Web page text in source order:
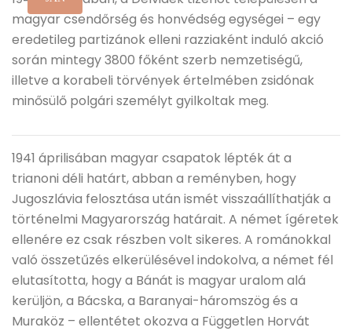
magyar csendőrség és honvédség egységei – egy
eredetileg partizánok elleni razziaként induló akció
során mintegy 3800 főként szerb nemzetiségű,
illetve a korabeli törvények értelmében zsidónak
minősülő polgári személyt gyilkoltak meg.
1941 áprilisában magyar csapatok lépték át a
trianoni déli határt, abban a reményben, hogy
Jugoszlávia felosztása után ismét visszaállíthatják a
történelmi Magyarország határait. A német ígéretek
ellenére ez csak részben volt sikeres. A románokkal
való összetűzés elkerülésével indokolva, a német fél
elutasította, hogy a Bánát is magyar uralom alá
kerüljön, a Bácska, a Baranyai-háromszög és a
Muraköz – ellentétet okozva a Független Horvát